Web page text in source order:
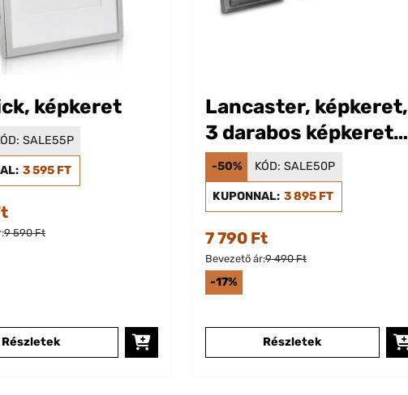
képkeret
SALE55P
3 595 FT
9 590 Ft
Részletek
Lancaster, képkeret,
3 darabos képkeret
készlet, 17 x 12 cm
-50% KÓD: SALE50P
KUPONNAL: 3 895 FT
7 790 Ft
Bevezető ár:9 490 Ft
-17%
Részletek